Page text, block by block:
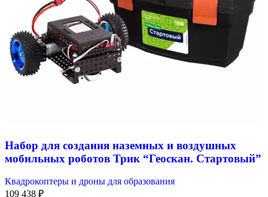
Набор для создания наземных и воздушных
мобильных роботов Трик “Геоскан. Стартовый”
Квадрокоптеры и дроны для образования
109 438 ₽